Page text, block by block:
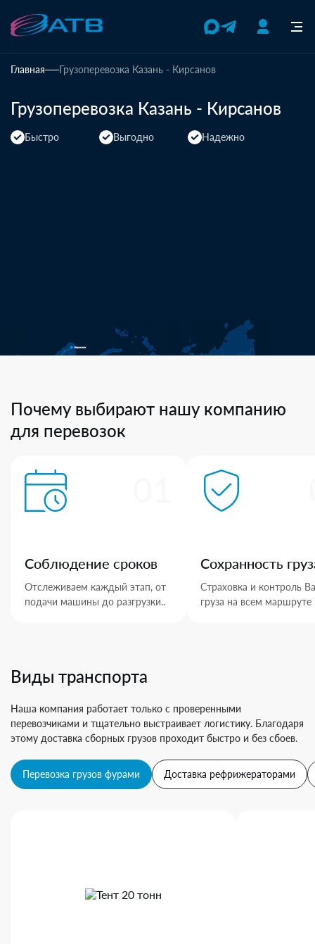
Главная Грузоперевозка Казань - Кирсанов
Грузоперевозка Казань - Кирсанов
Быстро Выгодно Надежно
Почему выбирают нашу компанию
для перевозок
Соблюдение сроков
Отслеживаем каждый этап, от
подачи машины до разгрузки..
Сохранность
Страховка и контроль
груза на всем маршруте
Виды транспорта
Наша компания работает только с проверенными
перевозчиками и тщательно выстраивает логистику. Благодаря
этому доставка сборных грузов проходит быстро и без сбоев.
Перевозка грузов фурами Доставка рефрижераторами